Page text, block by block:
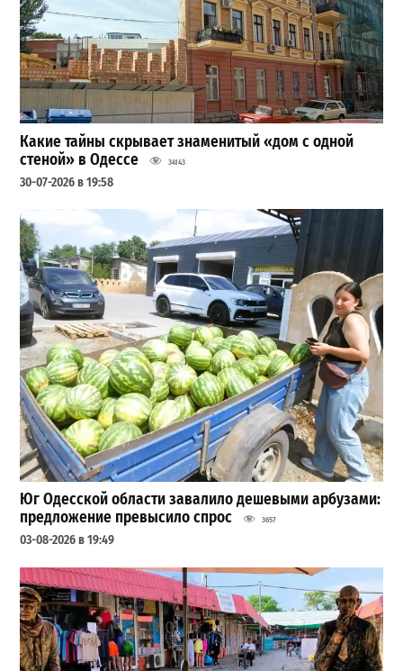
Какие тайны скрывает знаменитый «дом с одной
стеной» в Одессе
34143
30-07-2026 в 19:58
Юг Одесской области завалило дешевыми арбузами:
предложение превысило спрос
3657
03-08-2026 в 19:49